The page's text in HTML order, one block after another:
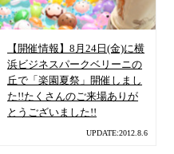
【開催情報】8月24日(金)に横
浜ビジネスパークベリーニの
丘で「楽園夏祭」開催しまし
た!!たくさんのご来場ありが
とうございました!!
UPDATE:2012.8.6